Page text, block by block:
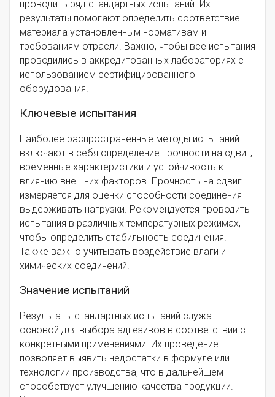
проводить ряд стандартных испытаний. Их
результаты помогают определить соответствие
материала установленным нормативам и
требованиям отрасли. Важно, чтобы все испытания
проводились в аккредитованных лабораториях с
использованием сертифицированного
оборудования.
Ключевые испытания
Наиболее распространенные методы испытаний
включают в себя определение прочности на сдвиг,
временные характеристики и устойчивость к
влиянию внешних факторов. Прочность на сдвиг
измеряется для оценки способности соединения
выдерживать нагрузки. Рекомендуется проводить
испытания в различных температурных режимах,
чтобы определить стабильность соединения.
Также важно учитывать воздействие влаги и
химических соединений.
Значение испытаний
Результаты стандартных испытаний служат
основой для выбора адгезивов в соответствии с
конкретными применениями. Их проведение
позволяет выявить недостатки в формуле или
технологии производства, что в дальнейшем
способствует улучшению качества продукции.